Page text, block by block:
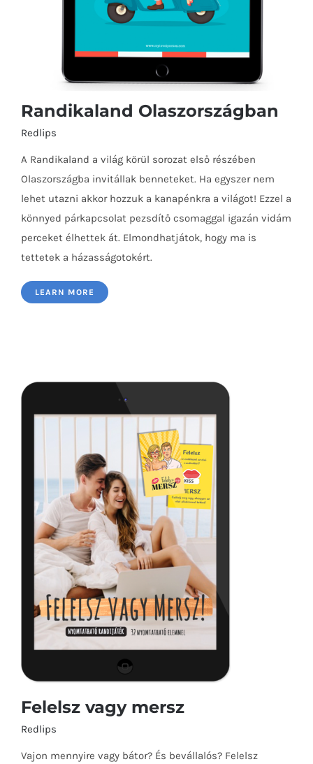
Randikaland Olaszországban
Redlips
A Randikaland a világ körül sorozat első részében
Olaszországba invitállak benneteket. Ha egyszer nem
lehet utazni akkor hozzuk a kanapénkra a világot! Ezzel a
könnyed párkapcsolat pezsdítő csomaggal igazán vidám
perceket élhettek át. Elmondhatjátok, hogy ma is
tettetek a házasságotokért.
LEARN MORE
Felelsz vagy mersz
Redlips
Vajon mennyire vagy bátor? És bevállalós? Felelsz